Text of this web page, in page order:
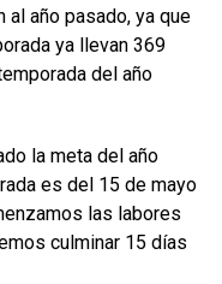
año pasado, ya que
ya llevan 369
del año
la meta del año
es del 15 de mayo
las labores
culminar 15 días